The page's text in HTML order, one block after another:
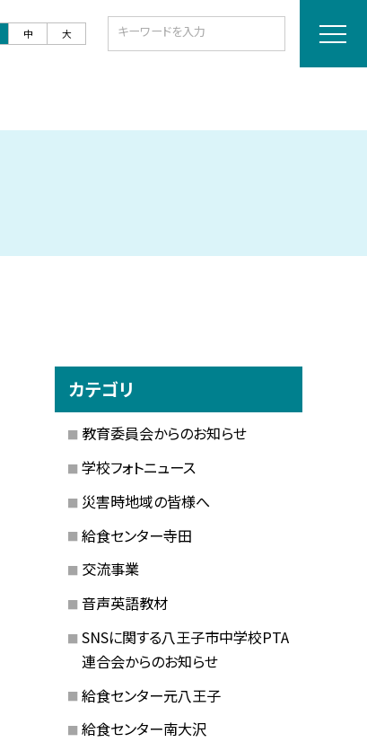
中 大
カテゴリ
教育委員会からのお知らせ
学校フォトニュース
災害時地域の皆様へ
給食センター寺田
交流事業
音声英語教材
SNSに関する八王子市中学校PTA
連合会からのお知らせ
給食センター元八王子
給食センター南大沢